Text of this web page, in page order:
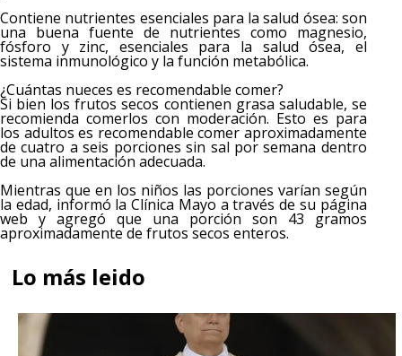
Contiene nutrientes esenciales para la salud ósea: son
una buena fuente de nutrientes como magnesio,
fósforo y zinc, esenciales para la salud ósea, el
sistema inmunológico y la función metabólica.
¿Cuántas nueces es recomendable comer?
Si bien los frutos secos contienen grasa saludable, se
recomienda comerlos con moderación. Esto es para
los adultos es recomendable comer aproximadamente
de cuatro a seis porciones sin sal por semana dentro
de una alimentación adecuada.
Mientras que en los niños las porciones varían según
la edad, informó la Clínica Mayo a través de su página
web y agregó que una porción son 43 gramos
aproximadamente de frutos secos enteros.
Lo más leido